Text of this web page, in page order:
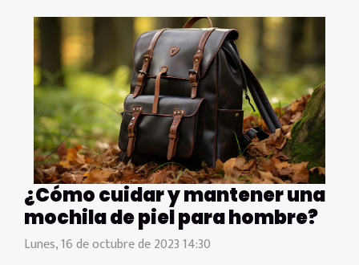
¿Cómo cuidar y mantener una
mochila de piel para hombre?
Lunes, 16 de octubre de 2023 14:30